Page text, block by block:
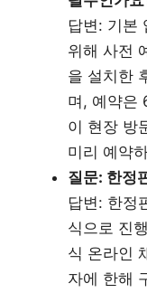
답변: 기본
위해 사전
을 설치한
며, 예약은
이 현장 방
미리 예약
질문: 한정
답변: 한정
식으로 진
식 온라인
자에 한해